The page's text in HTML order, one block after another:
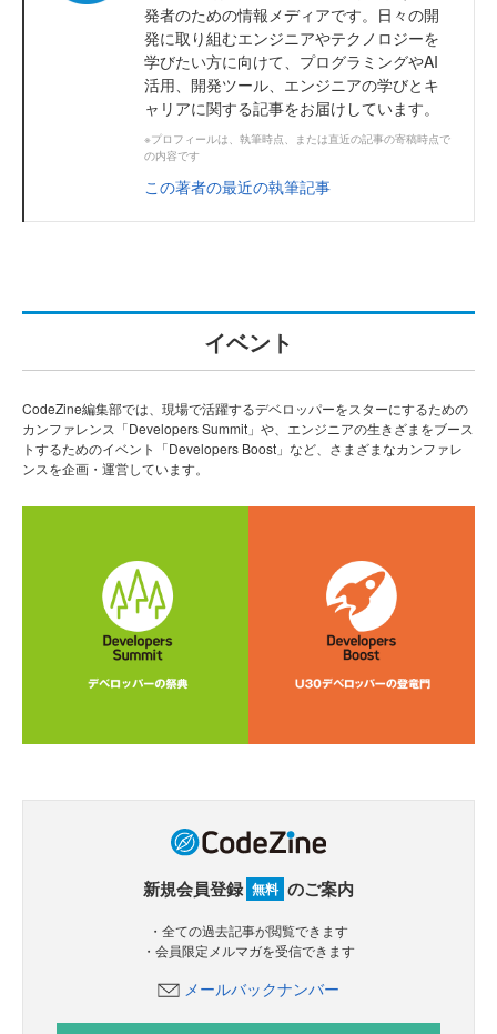
発者のための情報メディアです。日々の開
発に取り組むエンジニアやテクノロジーを
学びたい方に向けて、プログラミングやAI
活用、開発ツール、エンジニアの学びとキ
ャリアに関する記事をお届けしています。
※プロフィールは、執筆時点、または直近の記事の寄稿時点で
の内容です
この著者の最近の執筆記事
イベント
CodeZine編集部では、現場で活躍するデベロッパーをスターにするための
カンファレンス「Developers Summit」や、エンジニアの生きざまをブース
トするためのイベント「Developers Boost」など、さまざまなカンファレ
ンスを企画・運営しています。
新規会員登録 無料 のご案内
・全ての過去記事が閲覧できます
・会員限定メルマガを受信できます
メールバックナンバー